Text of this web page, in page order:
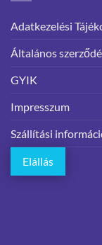
Adatkezelési
Általános
GYIK
Impresszum
Szállítási
Elállás